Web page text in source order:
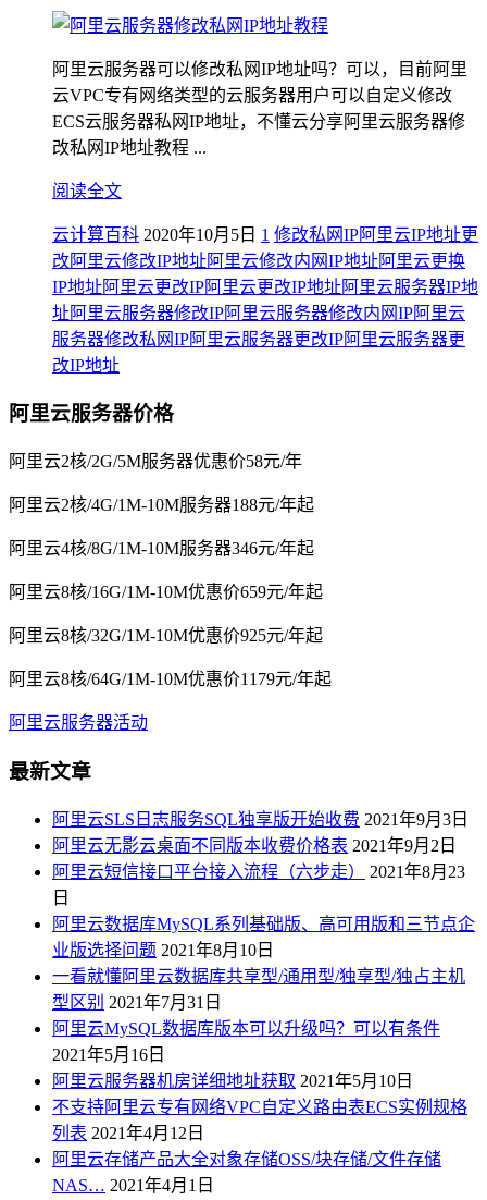
阿里云服务器可以修改私网IP地址吗？可以，目前阿里
云VPC专有网络类型的云服务器用户可以自定义修改
ECS云服务器私网IP地址，不懂云分享阿里云服务器修
改私网IP地址教程 ...
阅读全文
云计算百科 2020年10月5日 1 修改私网IP阿里云IP地址更
改阿里云修改IP地址阿里云修改内网IP地址阿里云更换
IP地址阿里云更改IP阿里云更改IP地址阿里云服务器IP地
址阿里云服务器修改IP阿里云服务器修改内网IP阿里云
服务器修改私网IP阿里云服务器更改IP阿里云服务器更
改IP地址
阿里云服务器价格
阿里云2核/2G/5M服务器优惠价58元/年
阿里云2核/4G/1M-10M服务器188元/年起
阿里云4核/8G/1M-10M服务器346元/年起
阿里云8核/16G/1M-10M优惠价659元/年起
阿里云8核/32G/1M-10M优惠价925元/年起
阿里云8核/64G/1M-10M优惠价1179元/年起
阿里云服务器活动
最新文章
阿里云SLS日志服务SQL独享版开始收费 2021年9月3日
阿里云无影云桌面不同版本收费价格表 2021年9月2日
阿里云短信接口平台接入流程（六步走）
2021年8月23
日
阿里云数据库MySQL系列基础版、高可用版和三节点企
业版选择问题 2021年8月10日
一看就懂阿里云数据库共享型/通用型/独享型/独占主机
型区别 2021年7月31日
阿里云MySQL数据库版本可以升级吗？可以有条件
2021年5月16日
阿里云服务器机房详细地址获取 2021年5月10日
不支持阿里云专有网络VPC自定义路由表ECS实例规格
列表 2021年4月12日
阿里云存储产品大全对象存储OSS/块存储/文件存储
NAS… 2021年4月1日